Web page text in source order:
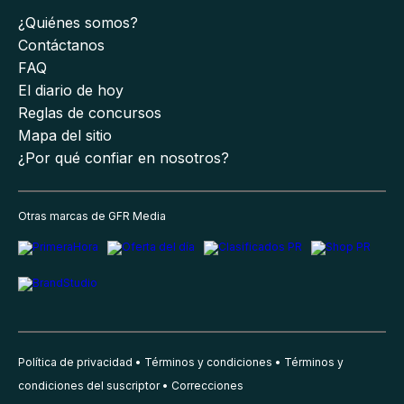
¿Quiénes somos?
Contáctanos
FAQ
El diario de hoy
Reglas de concursos
Mapa del sitio
¿Por qué confiar en nosotros?
Otras marcas de GFR Media
Política de privacidad Términos y condiciones
Términos y
condiciones del suscriptor
Correcciones